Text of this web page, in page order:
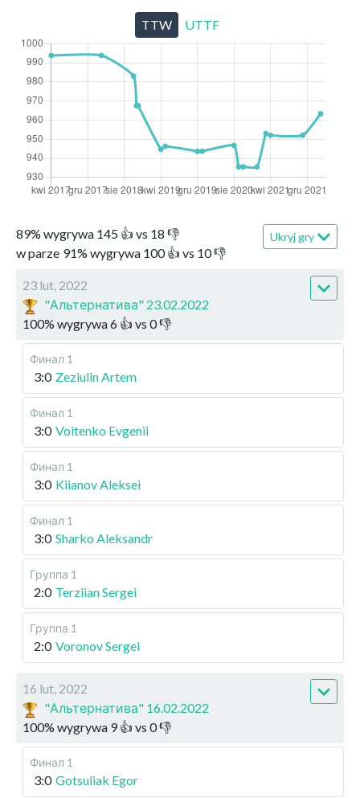
89% wygrywa 145 👍 vs 18 👎
w parze 91% wygrywa 100👍 vs 10👎
Ukryj gry
23 lut, 2022
"Альтернатива" 23.02.2022
100% wygrywa6 👍 vs 0👎
Финал 1
3:0 Zeziulin Artem
Финал 1
3:0 Voitenko Evgenii
Финал 1
3:0 Kiianov Aleksei
Финал 1
3:0 Sharko Aleksandr
Группа 1
2:0 Terziian Sergei
Группа 1
2:0 Voronov Sergei
16 lut, 2022
"Альтернатива" 16.02.2022
100% wygrywa 9👍 vs 0👎
Финал 1
3:0 Gotsuliak Egor
TTW UTTF